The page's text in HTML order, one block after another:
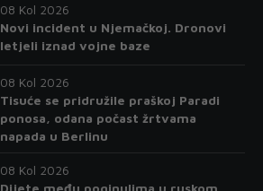
08 Kol 2026
Novi incident u Njemačkoj. Dronovi
letjeli iznad vojne baze
08 Kol 2026
Tisuće se pridružile praškoj Paradi
ponosa, odana počast žrtvama
napada u Berlinu
08 Kol 2026
Dijete među poginulima u ruskom